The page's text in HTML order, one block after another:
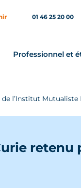
01 46 25 20 00
Professionnel et
l’Institut
retenu